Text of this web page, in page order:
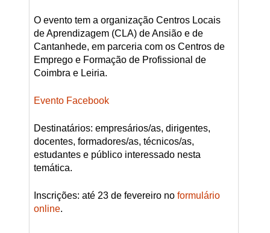
O evento tem a organização Centros Locais
de Aprendizagem (CLA) de Ansião e de
Cantanhede, em parceria com os Centros de
Emprego e Formação de Profissional de
Coimbra e Leiria.
Evento Facebook
Destinatários: empresários/as, dirigentes,
docentes, formadores/as, técnicos/as,
estudantes e público interessado nesta
temática.
Inscrições: até 23 de fevereiro no formulário
online.